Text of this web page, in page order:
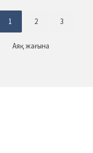
1 2 3
Аяқ жағына